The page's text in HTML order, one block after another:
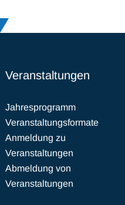
Veranstaltungen
Jahresprogramm
Veranstaltungsformate
Anmeldung zu
Veranstaltungen
Abmeldung von
Veranstaltungen